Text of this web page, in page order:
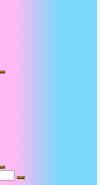
Suche
Suche
Suche